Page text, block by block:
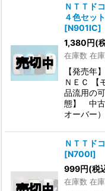
ＮＴＴド
４色セッ
[N901IC]
1,380円(
在庫数 在
【発売
ＮＥＣ 【
品流用の
態】 中古
オーバー）
ＮＴＴド
[N700I]
999円(税
在庫数 在